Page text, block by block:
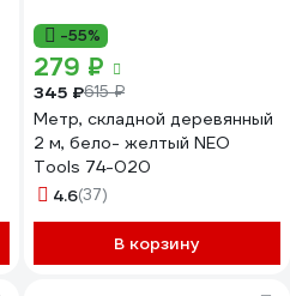
-55%
279 ₽
345 ₽615 ₽
Метр, складной деревянный
2 м, бело- желтый NEO
Tools 74-020
4.6(37)
В корзину